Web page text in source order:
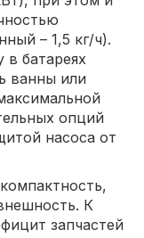
– 1,5 кг/ч).
в батареях
ванны или
опций
насоса от
К
запчастей